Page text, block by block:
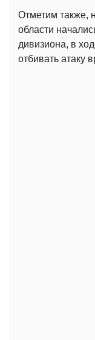
Отметим также,
области
дивизиона, в
отбивать атаку